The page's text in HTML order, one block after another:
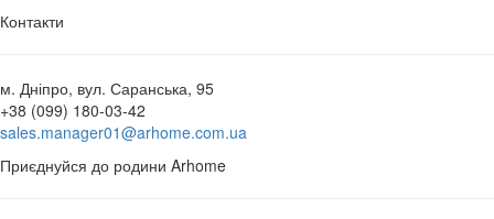
Контакти
м. Дніпро, вул. Саранська, 95
+38 (099) 180-03-42
sales.manager01@arhome.com.ua
Приєднуйся до родини Arhome